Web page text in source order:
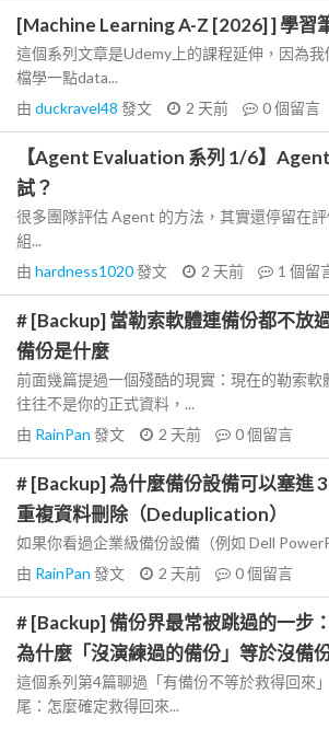
[Machine Learning A-Z [2026] ] 學習
這個系列文章是Udemy上的課程延伸，因為
檔學一點data...
由 duckravel48 發文 2 天前 0個留言
【Agent Evaluation 系列 1/6】
試？
很多團隊評估 Agent 的方法，其實還停留在
組...
由 hardness1020發文 2 天前 1 個留
# [Backup] 當勒索軟體連備份都不放
備份是什麼
前面幾篇提過一個殘酷的現實：現在的勒索軟
往往不是你的正式資料，...
由 RainPan 發文 2 天前 0個留言
# [Backup] 為什麼備份設備可以塞進
重複資料刪除（Deduplication）
如果你看過企業級備份設備（例如 Dell
由 RainPan 發文 2 天前 0個留言
# [Backup] 備份界最常被跳過的一步
為什麼「沒演練過的備份」等於沒備
這個系列第4篇聊過「有備份不等於救得回來
尾：怎麼確定救得回來...